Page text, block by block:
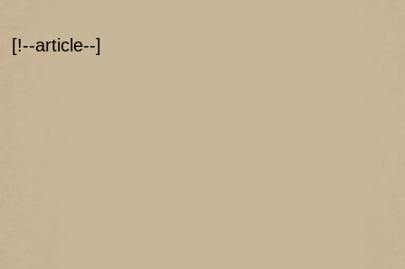
[!--article--]